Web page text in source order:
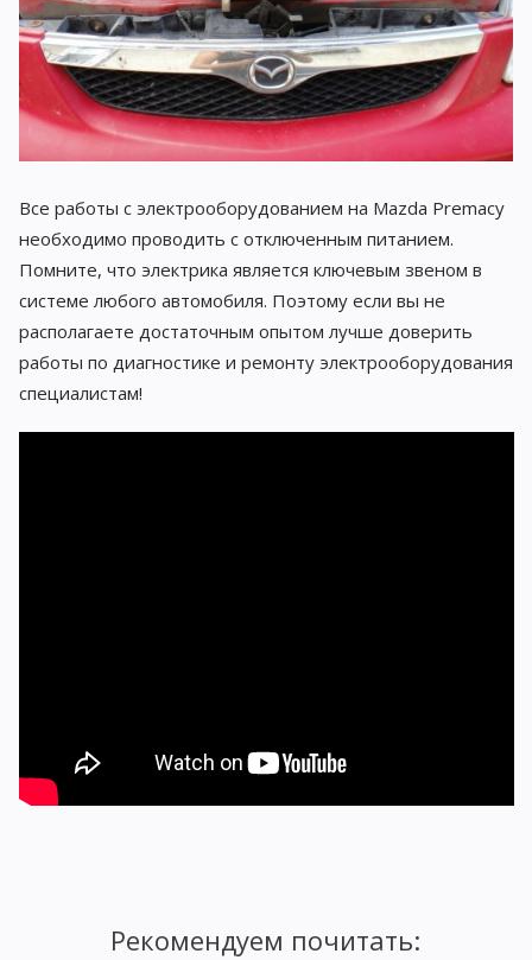
Все работы с электрооборудованием на Mazda Premacy
необходимо проводить с отключенным питанием.
Помните, что электрика является ключевым звеном в
системе любого автомобиля. Поэтому если вы не
располагаете достаточным опытом лучше доверить
работы по диагностике и ремонту электрооборудования
специалистам!
Рекомендуем почитать: